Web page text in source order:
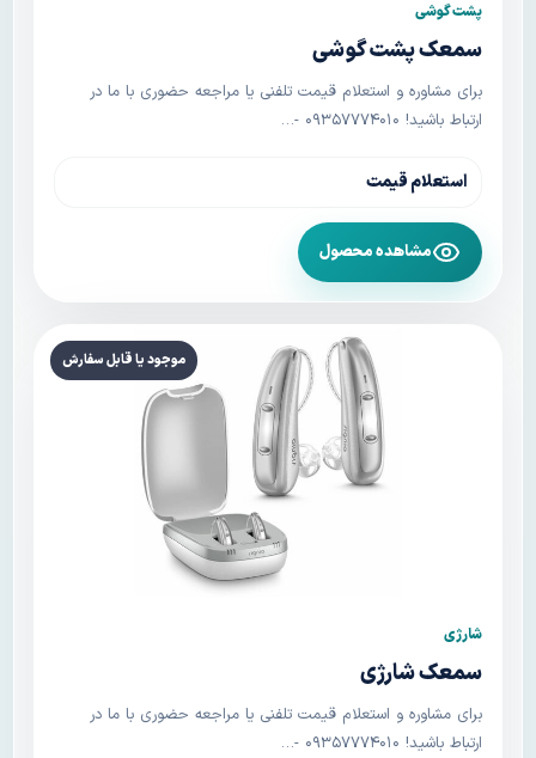
پشت گوشی
سمعک پشت گوشی
برای مشاوره و استعلام قیمت تلفنی یا مراجعه حضوری با ما در
ارتباط باشید! ۰۹۳۵۷۷۷۴۰۱۰ -…
استعلام قیمت
مشاهده محصول
موجود یا قابل سفارش
شارژی
سمعک شارژی
برای مشاوره و استعلام قیمت تلفنی یا مراجعه حضوری با ما در
ارتباط باشید! ۰۹۳۵۷۷۷۴۰۱۰ -…